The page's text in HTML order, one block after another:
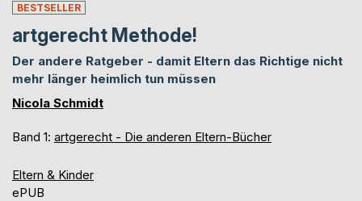
BESTSELLER
artgerecht Methode!
Der andere Ratgeber - damit Eltern das Richtige nicht
mehr länger heimlich tun müssen
Nicola Schmidt
Band 1: artgerecht - Die anderen Eltern-Bücher
Eltern & Kinder
ePUB